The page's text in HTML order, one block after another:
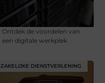
Ontdek de voordelen van
een digitale werkplek
ZAKELIJKE DIENSTVERLENING